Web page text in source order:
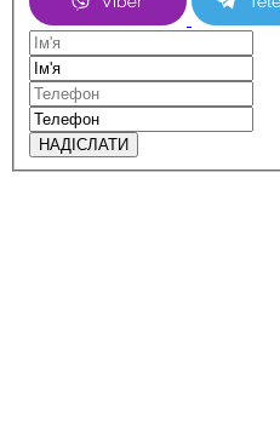
НАДІСЛАТИ